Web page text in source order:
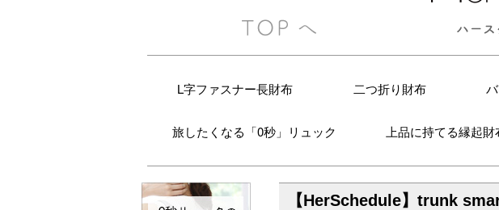
L字ファスナー長財布 二つ折り財布
旅したくなる「0秒」リュック 上品に持てる縁起財
【HerSchedule】trunk